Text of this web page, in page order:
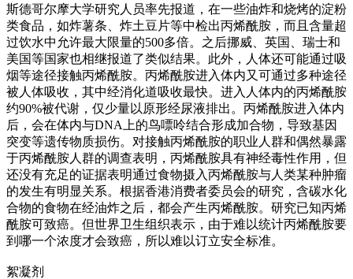
斯德哥尔摩大学研究人员率先报道，在一些油炸和烧烤的淀粉
类食品，如炸薯条、炸土豆片等中检出丙烯酰胺，而且含量超
过饮水中允许最大限量的500多倍。之后挪威、英国、瑞士和
美国等国家也相继报道了类似结果。此外，人体还可能通过吸
烟等途径接触丙烯酰胺。丙烯酰胺进入体内又可通过多种途径
被人体吸收，其中经消化道吸收最快。进入人体内的丙烯酰胺
约90%被代谢，仅少量以原形经尿液排出。丙烯酰胺进入体内
后，会在体内与DNA上的鸟嘌呤结合形成加合物，导致基因
突变等遗传物质损伤。对接触丙烯酰胺的职业人群和偶然暴露
于丙烯酰胺人群的调查表明，丙烯酰胺具有神经毒性作用，但
还没有充足的证据表明通过食物摄入丙烯酰胺与人类某种肿瘤
的发生有明显关系。根据香港消费者委员会的研究，含碳水化
合物的食物在经油炸之后，都会产生丙烯酰胺。研究已知丙烯
酰胺可致癌。但世界卫生组织表示，由于难以统计丙烯酰胺要
到哪一个浓度才会致癌，所以难以订立安全标准。
絮凝剂